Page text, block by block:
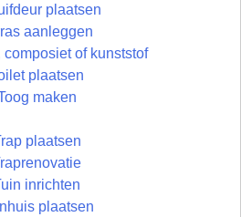
plaatsen
aanleggen
composiet of kunststof
plaatsen
maken
plaatsen
inrichten
plaatsen